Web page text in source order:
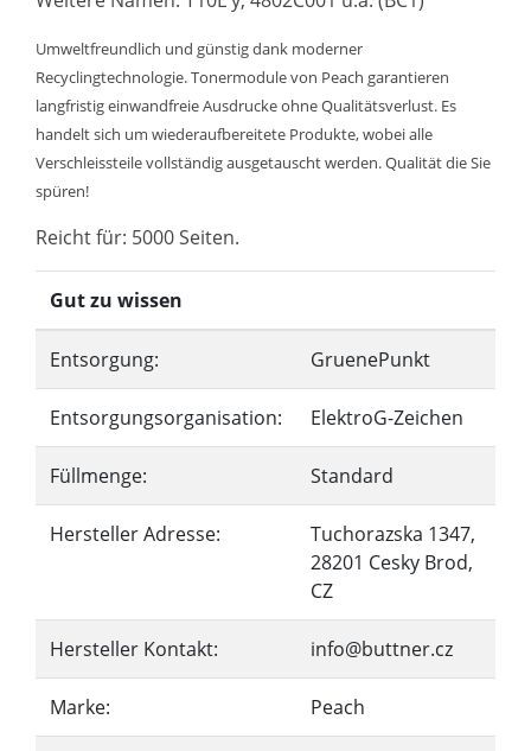
Umweltfreundlich und günstig dank moderner
Recyclingtechnologie. Tonermodule von Peach garantieren
langfristig einwandfreie Ausdrucke ohne Qualitätsverlust. Es
handelt sich um wiederaufbereitete Produkte, wobei alle
Verschleissteile vollständig ausgetauscht werden. Qualität die Sie
spüren!
Reicht für: 5000 Seiten.
Gut zu wissen
Entsorgung: GruenePunkt
Entsorgungsorganisation: ElektroG-Zeichen
Füllmenge: Standard
Hersteller Adresse:
Tuchorazska 1347,
28201 Cesky Brod,
CZ
Hersteller Kontakt: info@buttner.cz
Marke: Peach